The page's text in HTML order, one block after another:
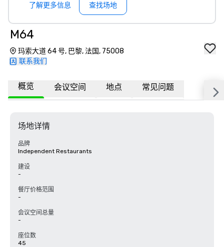
了解更多信息 查找场地
M64
玛索大道 64 号, 巴黎, 法国, 75008
联系我们
概览 会议空间 地点 常见问题
场地详情
品牌
Independent Restaurants
建设
-
餐厅价格范围
-
会议空间总量
-
座位数
45